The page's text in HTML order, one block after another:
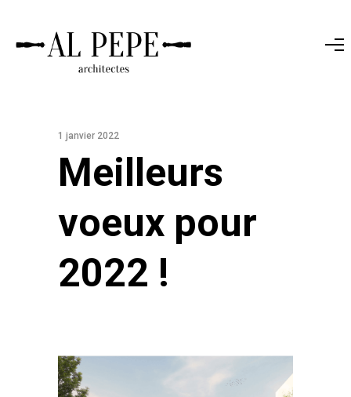
1 janvier 2022
Meilleurs
voeux pour
2022 !